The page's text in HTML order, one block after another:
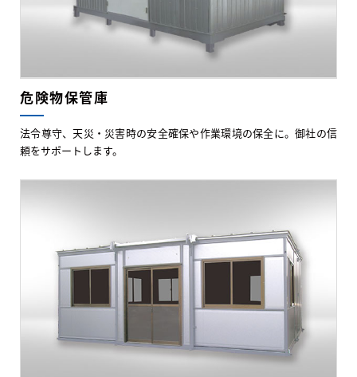
危険物保管庫
法令尊守、天災・災害時の安全確保や作業環境の保全に。御社の信
頼をサポートします。